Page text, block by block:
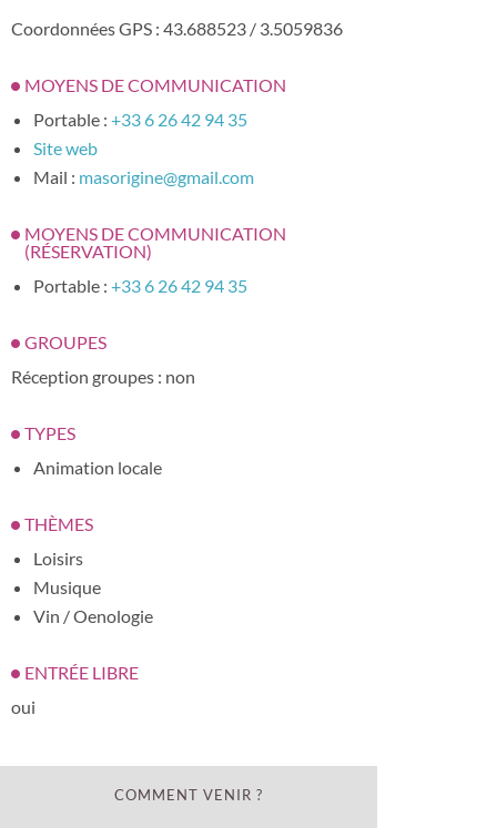
Coordonnées GPS : 43.688523 / 3.5059836
MOYENS DE COMMUNICATION
Portable : +33 6 26 42 94 35
Site web
Mail : masorigine@gmail.com
MOYENS DE COMMUNICATION
(RÉSERVATION)
Portable : +33 6 26 42 94 35
GROUPES
Réception groupes : non
TYPES
Animation locale
THÈMES
Loisirs
Musique
Vin / Oenologie
ENTRÉE LIBRE
oui
COMMENT VENIR ?